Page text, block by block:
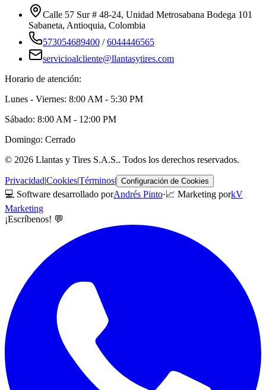
Calle 57 Sur # 48-24, Unidad Metrosabana Bodega 101
Sabaneta, Antioquia, Colombia
573054689400 /6044446565
servicioalcliente@llantasytires.com
Horario de atención:
Lunes - Viernes: 8:00 AM - 5:30 PM
Sábado: 8:00 AM - 12:00 PM
Domingo: Cerrado
© 2026 Llantas y Tires S.A.S.. Todos los derechos reservados.
Privacidad|Cookies|Términos| Configuración de Cookies
💻 Software desarrollado porAndrés Pinto·📈 Marketing porkV
Marketing
¡Escríbenos! 💬